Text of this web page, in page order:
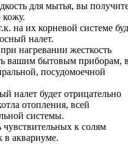
для мытья, вы
на их корневой системе
налет.
нагревании жесткость
вашим бытовым приборам,
посудомоечной
налет будет отрицательно
отопления, всей
системы.
к солям
в аквариуме.